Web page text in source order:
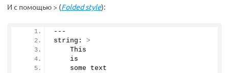
И с помощью > (Folded style):
---
string: >
    This
    is
    some text